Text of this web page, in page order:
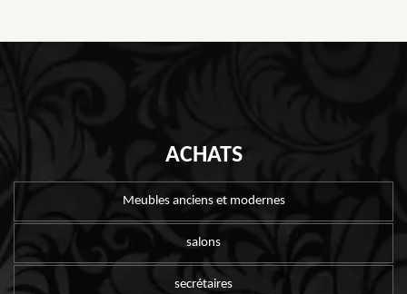
ACHATS
Meubles anciens et modernes
salons
secrétaires